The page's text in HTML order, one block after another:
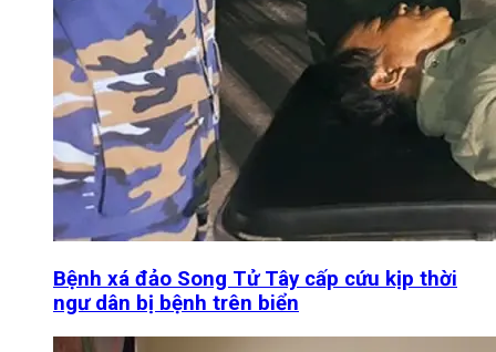
Bệnh xá đảo Song Tử Tây cấp cứu kịp thời
ngư dân bị bệnh trên biển